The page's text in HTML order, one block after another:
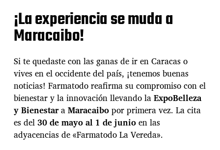
¡La experiencia se muda a
Maracaibo!
Si te quedaste con las ganas de ir en Caracas o
vives en el occidente del país, ¡tenemos buenas
noticias! Farmatodo reafirma su compromiso con el
bienestar y la innovación llevando laExpoBelleza
y BienestaraMaracaibopor primera vez. La cita
es del30 de mayo al 1 de junioen las
adyacencias de «Farmatodo La Vereda».